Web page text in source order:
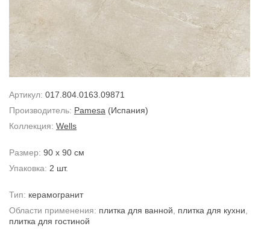
Артикул: 017.804.0163.09871
Производитель: Pamesa (Испания)
Коллекция: Wells
Размер: 90 x 90 см
Упаковка: 2 шт.
Тип: керамогранит
Области применения: плитка для ванной плитка для кухни
плитка для гостиной